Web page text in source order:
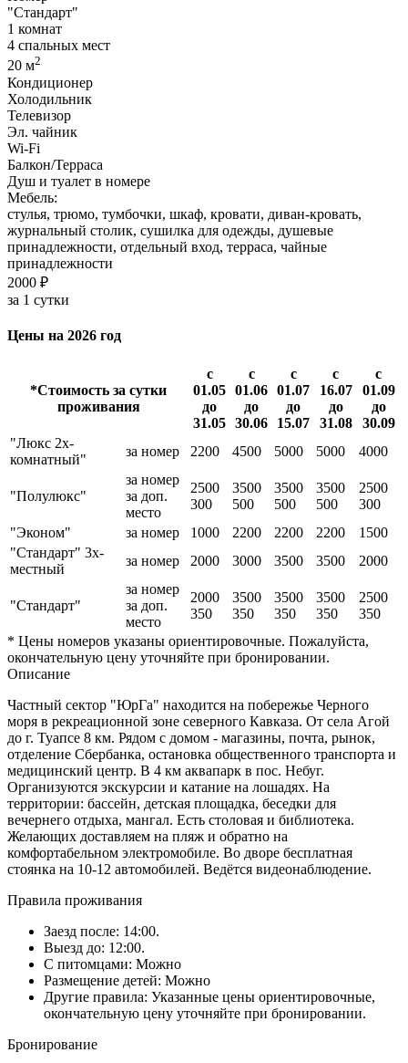
"Стандарт"
1 комнат
4 спальных мест
20 м2
Кондиционер
Холодильник
Телевизор
Эл. чайник
Wi-Fi
Балкон/Терраса
Душ и туалет в номере
Мебель:
стулья, трюмо, тумбочки, шкаф, кровати, диван-кровать,
журнальный столик, сушилка для одежды, душевые
принадлежности, отдельный вход, терраса, чайные
принадлежности
2000 ₽
за 1 сутки
Цены на 2026 год
*Стоимость за сутки
проживания
с
01.05
до
31.05
с
01.06
до
30.06
с
01.07
до
15.07
с
16.07
до
31.08
с
01.09
до
30.09
"Люкс 2х-
комнатный"
за номер 2200 4500 5000 5000 4000
"Полулюкс"
за номер
за доп.
место
2500
300
3500
500
3500
500
3500
500
2500
300
"Эконом"
за номер 1000 2200 2200 2200
1500
"Стандарт" 3х-
местный
за номер 2000 3000 3500 3500 2000
"Стандарт"
за номер
за доп.
место
2000
350
3500
350
3500
350
3500
350
2500
350
* Цены номеров указаны ориентировочные. Пожалуйста,
окончательную цену уточняйте при бронировании.
Описание
Частный сектор "ЮрГа" находится на побережье Черного
моря в рекреационной зоне северного Кавказа. От села Агой
до г. Туапсе 8 км. Рядом с домом - магазины, почта, рынок,
отделение Сбербанка, остановка общественного транспорта и
медицинский центр. В 4 км аквапарк в пос. Небуг.
Организуются экскурсии и катание на лошадях. На
территории: бассейн, детская площадка, беседки для
вечернего отдыха, мангал. Есть столовая и библиотека.
Желающих доставляем на пляж и обратно на
комфортабельном электромобиле. Во дворе бесплатная
стоянка на 10-12 автомобилей. Ведётся видеонаблюдение.
Правила проживания
Заезд после: 14:00.
Выезд до: 12:00.
С питомцами: Можно
Размещение детей: Можно
Другие правила: Указанные цены ориентировочные,
окончательную цену уточняйте при бронировании.
Бронирование